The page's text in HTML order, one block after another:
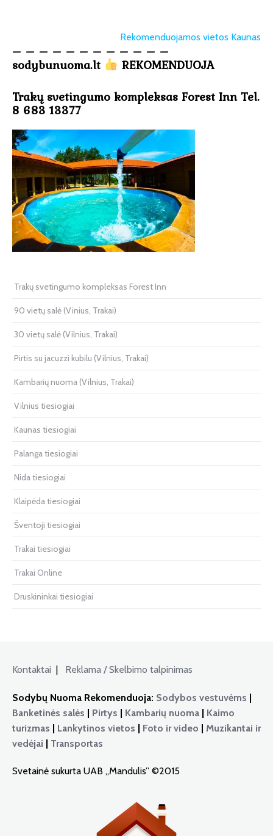
Rekomenduojamos vietos Kaunas
– – – – – – – – – – – –
sodybunuoma.lt
REKOMENDUOJA
Trakų svetingumo kompleksas Forest Inn Tel.
8 683 13377
Trakų svetingumo kompleksas Forest Inn
90 vietų salė (Vinius, Trakai)
30 vietų salė (Vilnius, Trakai)
Pirtis su jacuzzi kubilu (Vilnius, Trakai)
Kambarių nuoma (Vilnius, Trakai)
Vilnius tiesiogiai
Kaunas tiesiogiai
Palanga tiesiogiai
Nida tiesiogiai
Klaipėda tiesiogiai
Šventoji tiesiogiai
Trakai tiesiogiai
Trakai Online
Druskininkai tiesiogiai
Kontaktai | Reklama / Skelbimo talpinimas
Sodybų Nuoma Rekomenduoja: Sodybos vestuvėms |
Banketinės salės | Pirtys | Kambarių nuoma | Kaimo
turizmas | Lankytinos vietos | Foto ir video | Muzikantai ir
vedėjai | Transportas
Svetainė sukurta UAB „Mandulis” ©2015